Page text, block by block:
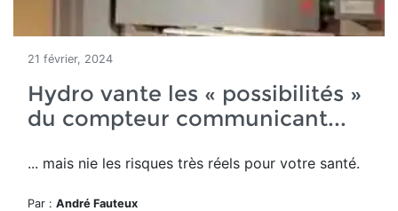
21 février, 2024
Hydro vante les « possibilités »
du compteur communicant...
... mais nie les risques très réels pour votre santé.
Par : André Fauteux